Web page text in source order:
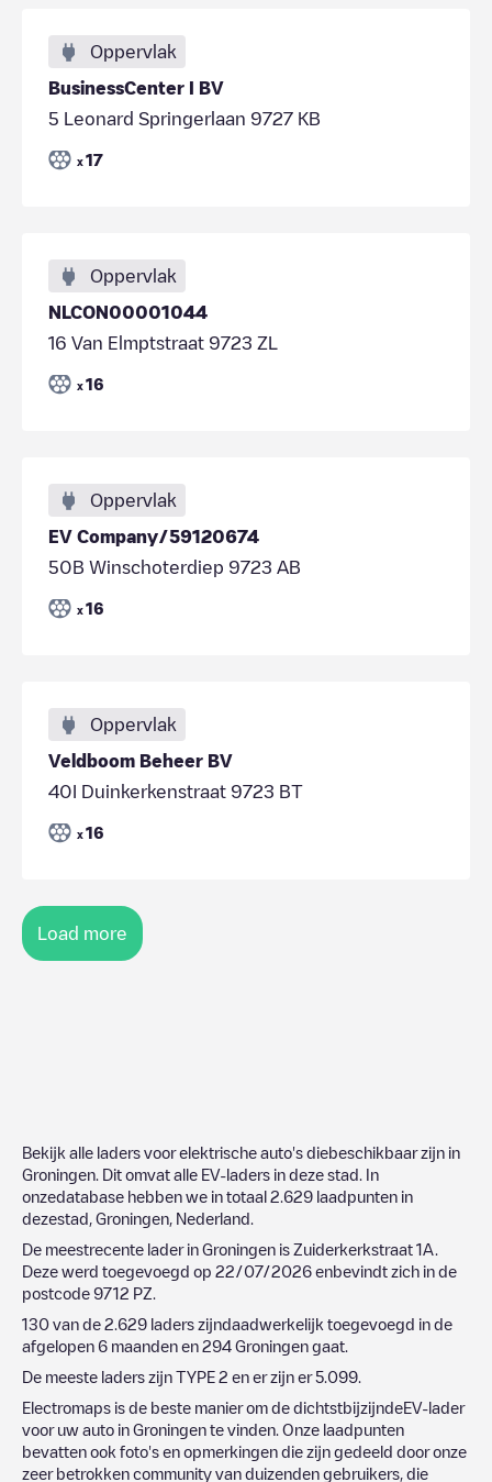
Oppervlak
BusinessCenter I BV
5 Leonard Springerlaan 9727 KB
x 17
Oppervlak
NLCON00001044
16 Van Elmptstraat 9723 ZL
x 16
Oppervlak
EV Company/59120674
50B Winschoterdiep 9723 AB
x 16
Oppervlak
Veldboom Beheer BV
40I Duinkerkenstraat 9723 BT
x 16
Load more
Bekijk alle laders voor elektrische auto's diebeschikbaar zijn in
Groningen . Dit omvat alle EV-laders in deze stad. In
onzedatabase hebben we in totaal 2.629 laadpunten in
dezestad, Groningen Nederland
De meestrecente lader in Groningen is Zuiderkerkstraat 1A
Deze werd toegevoegd op 22/07/2026 enbevindt zich in de
postcode 9712 PZ
130 van de 2.629 laders zijndaadwerkelijk toegevoegd in de
afgelopen 6 maanden en 294 Groningen gaat.
De meeste laders zijn TYPE 2 en er zijn er5.099
Electromaps is de beste manier om de dichtstbijzijndeEV-lader
voor uw auto in Groningen te vinden. Onze laadpunten
bevatten ook foto's en opmerkingen die zijn gedeeld door onze
zeer betrokken community van duizenden gebruikers, die